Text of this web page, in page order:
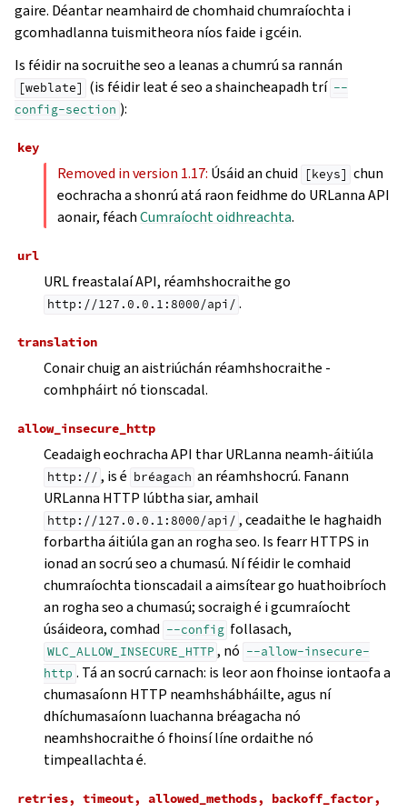
gaire. Déantar neamhaird de chomhaid chumraíochta i
gcomhadlanna tuismitheora níos faide i gcéin.
Is féidir na socruithe seo a leanas a chumrú sa rannán
[weblate] (is féidir leat é seo a shaincheapadh trí --
config-section ):
key
Removed in version 1.17: Úsáid an chuid [keys] chun
eochracha a shonrú atá raon feidhme do URLanna API
aonair, féachCumraíocht oidhreachta.
url
URL freastalaí API, réamhshocraithe go
http://127.0.0.1:8000/api/ .
translation
Conair chuig an aistriúchán réamhshocraithe -
comhpháirt nó tionscadal.
allow_insecure_http
Ceadaigh eochracha API thar URLanna neamh-áitiúla
http:// , is é bréagach an réamhshocrú. Fanann
URLanna HTTP lúbtha siar, amhail
http://127.0.0.1:8000/api/ , ceadaithe le haghaidh
forbartha áitiúla gan an rogha seo. Is fearr HTTPS in
ionad an socrú seo a chumasú. Ní féidir le comhaid
chumraíochta tionscadail a aimsítear go huathoibríoch
an rogha seo a chumasú; socraigh é i gcumraíocht
úsáideora, comhad --config follasach,
WLC_ALLOW_INSECURE_HTTP , nó --allow-insecure-
http . Tá an socrú carnach: is leor aon fhoinse iontaofa a
chumasaíonn HTTP neamhshábháilte, agus ní
dhíchumasaíonn luachanna bréagacha nó
neamhshocraithe ó fhoinsí líne ordaithe nó
timpeallachta é.
retries, timeout, allowed_methods,
backoff_factor,